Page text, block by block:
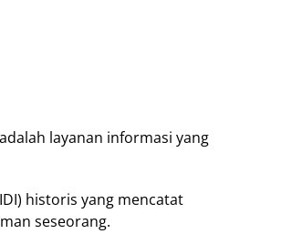
layanan informasi yang
historis yang mencatat
seseorang.